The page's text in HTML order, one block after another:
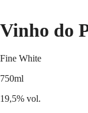
Vinho do
Fine White
750ml
19,5% vol.